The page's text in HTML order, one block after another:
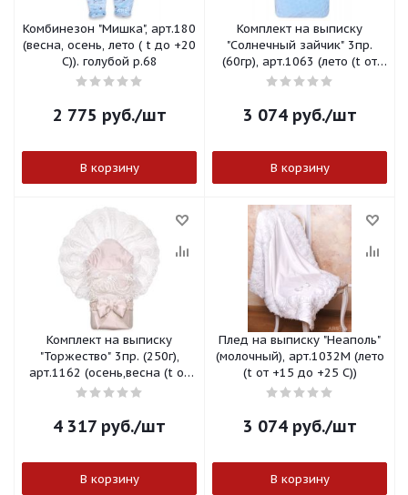
Комбинезон "Мишка", арт.180
(весна, осень, лето ( t до +20
С)). голубой р.68
2 775 руб./шт
В корзину
Комплект на выписку
"Солнечный зайчик" 3пр.
(60гр), арт.1063 (лето (t от
+10 до+25 С)) голубой,
3 074руб./шт
В корзину
Комплект на выписку
"Торжество" 3пр. (250г),
арт.1162 (осень,весна (t от
+15 до -10 С)) Латте
4 317 руб./шт
В корзину
Плед на выписку "Неаполь"
(молочный), арт.1032М (лето
(t от +15 до +25 С))
3 074руб./шт
В корзину